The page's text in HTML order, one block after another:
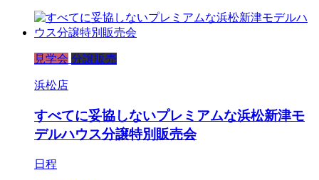
見学会 分譲販売
浜松店
すべてに妥協しないプレミアムな浜松新津モ
デルハウス分譲特別販売会
日程